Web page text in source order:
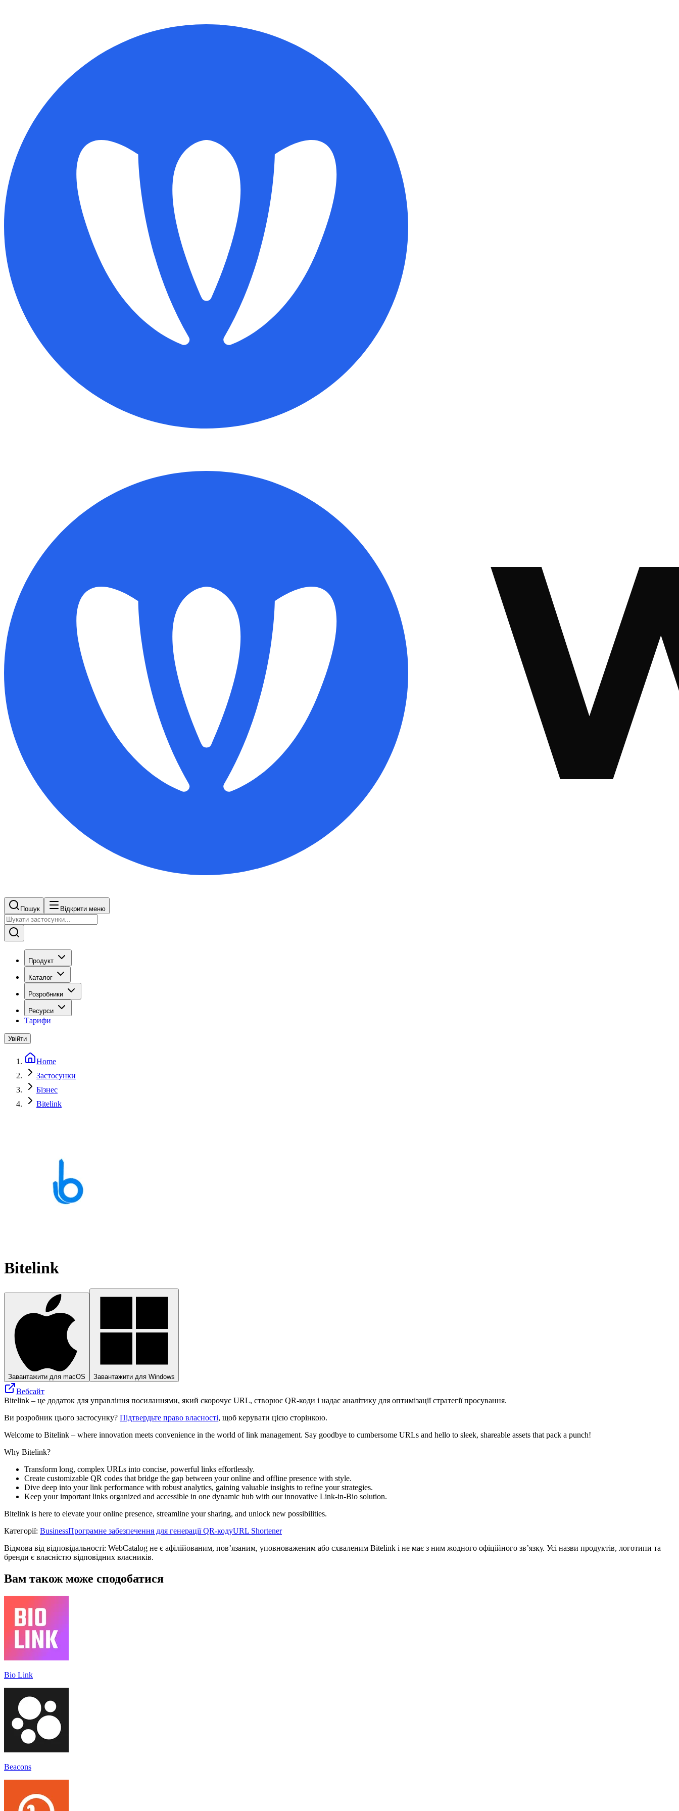
Пошук Відкрити меню
Продукт
Каталог
Розробники
Ресурси
Тарифи
Увійти
Home
Застосунки
Бізнес
Bitelink
Bitelink
Завантажити для macOS Завантажити для Windows
Вебсайт
Bitelink – це додаток для управління посиланнями, який скорочує URL, створює QR-коди і надає аналітику для оптимізації стратегії просування.
Ви розробник цього застосунку? Підтвердьте право власності, щоб керувати цією сторінкою.
Welcome to Bitelink – where innovation meets convenience in the world of link management. Say goodbye to cumbersome URLs and hello to sleek, shareable assets that pack a punch!
Why Bitelink?
Transform long, complex URLs into concise, powerful links effortlessly.
Create customizable QR codes that bridge the gap between your online and offline presence with style.
Dive deep into your link performance with robust analytics, gaining valuable insights to refine your strategies.
Keep your important links organized and accessible in one dynamic hub with our innovative Link-in-Bio solution.
Bitelink is here to elevate your online presence, streamline your sharing, and unlock new possibilities.
Категорії: BusinessПрограмне забезпечення для генерації QR-кодуURL Shortener
Відмова від відповідальності: WebCatalog не є афілійованим, пов’язаним, уповноваженим або схваленим Bitelink і не має з ним жодного офіційного зв’язку. Усі назви продуктів, логотипи та
бренди є власністю відповідних власників.
Вам також може сподобатися
Bio Link
Beacons